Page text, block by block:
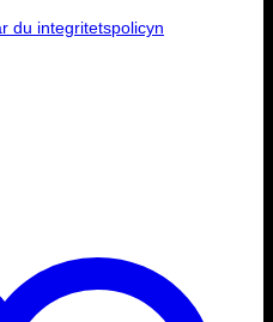
du integritetspolicyn